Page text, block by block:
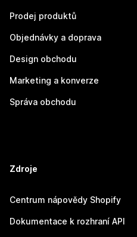
Prodej produktů
Objednávky a doprava
Design obchodu
Marketing a konverze
Správa obchodu
Zdroje
Centrum nápovědy Shopify
Dokumentace k rozhraní API